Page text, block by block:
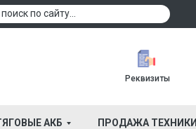
Реквизиты
поиск по сайту...
АКБ ПРОДАЖА ТЕХНИКИ